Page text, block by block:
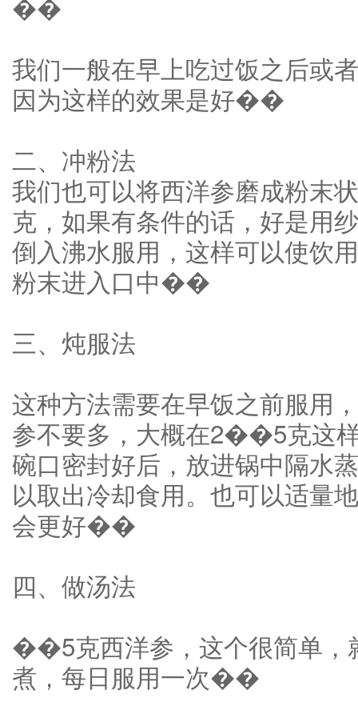
我们一般在早上吃过饭之后或
因为这样的效果是好��
二、冲粉法
我们也可以将西洋参磨成粉末
克，如果有条件的话，好是用
倒入沸水服用，这样可以使饮
粉末进入口中��
三、炖服法
这种方法需要在早饭之前服用
参不要多，大概在2��5克这
碗口密封好后，放进锅中隔
以取出冷却食用。也可以适量
会更好��
四、做汤法
��5克西洋参，这个很简单，
煮，每日服用一次��